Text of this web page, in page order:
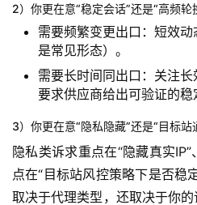
2）你更在意“稳定会话”还是“高频轮
需要频繁变更出口：短效
是常见形态）。
需要长时间同出口：关注
要求供应商给出可验证的稳
3）你更在意“隐私隐藏”还是“目标站
隐私类诉求重点在“隐藏真实
点在“目标站风控策略下是否稳
取决于代理类型，还取决于你